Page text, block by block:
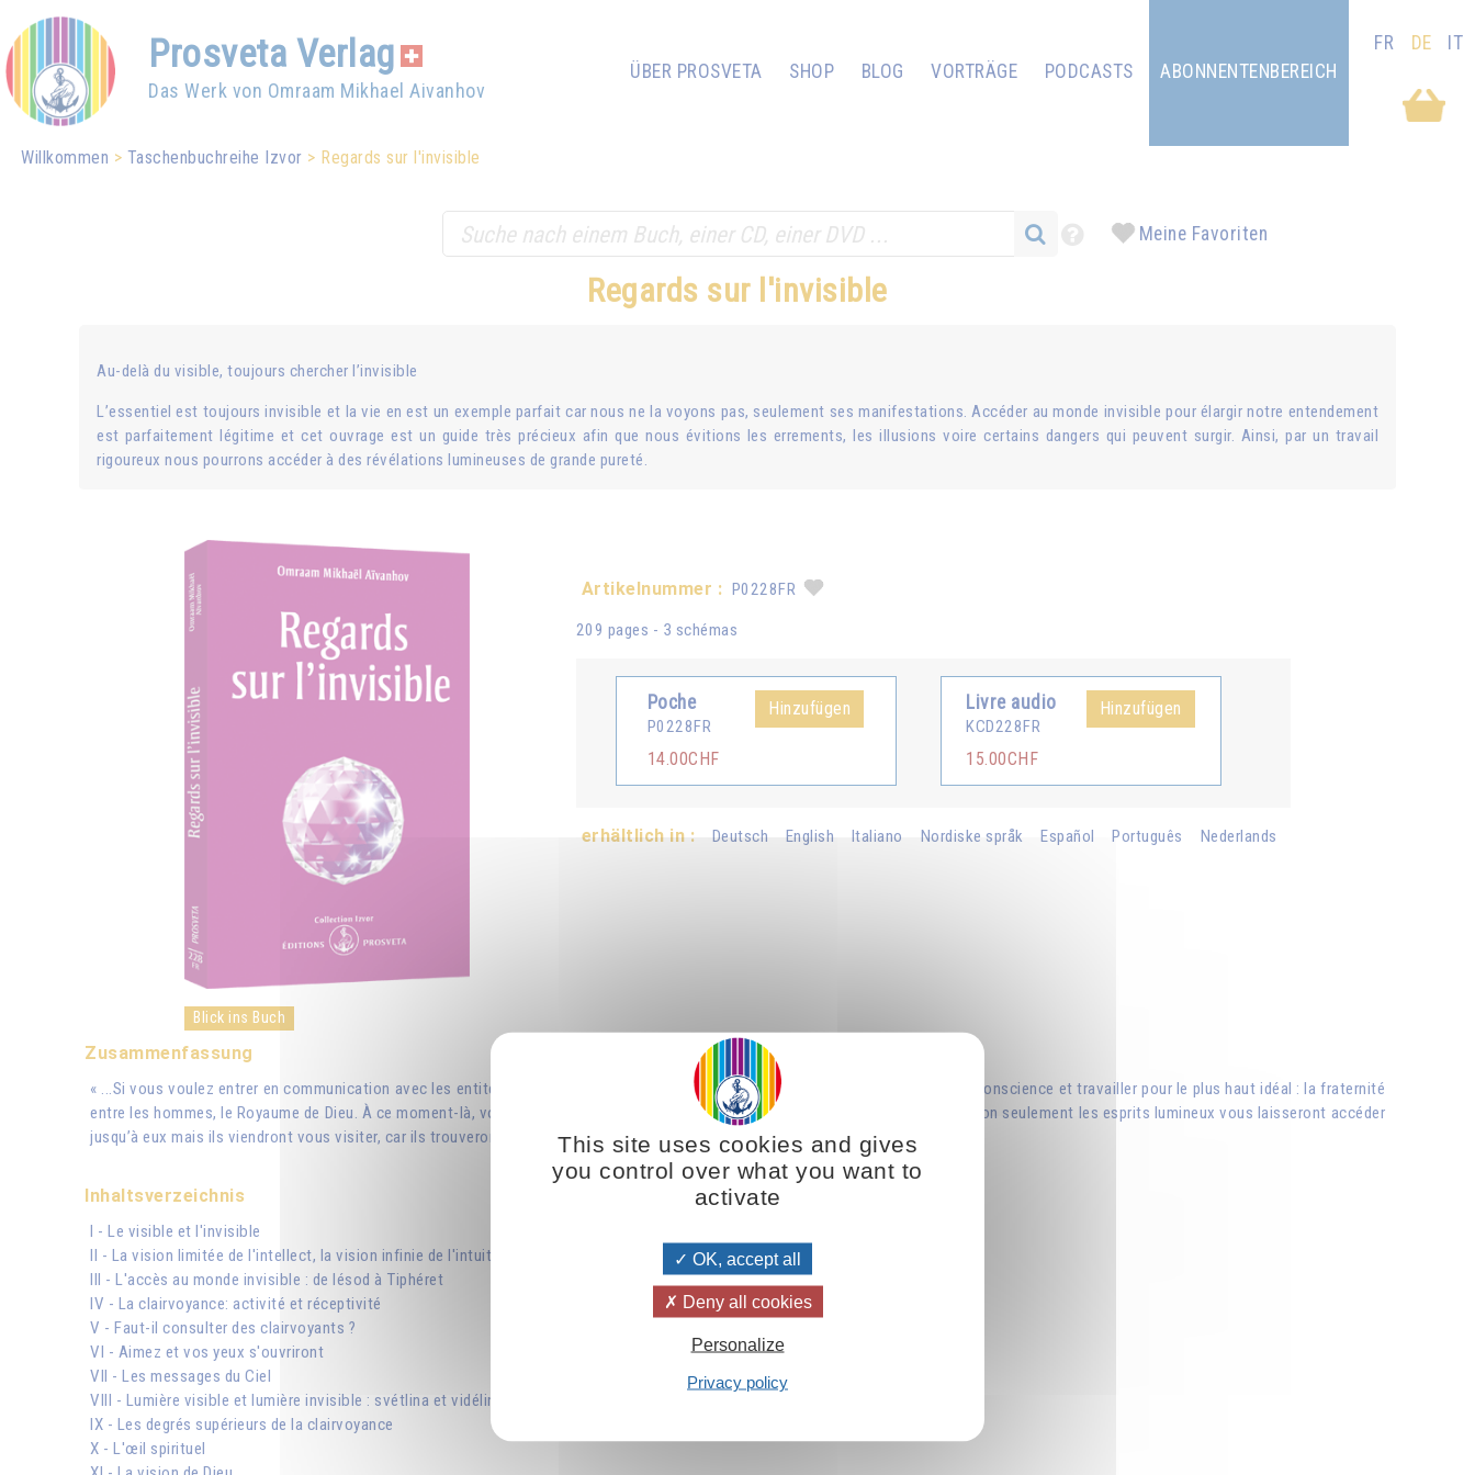
Prosveta Verlag
Das Werk von Omraam Mikhael Aivanhov
ÜBER PROSVETA SHOP BLOG VORTRÄGE PODCASTS ABONNENTENBEREICH
FR DE IT
Willkommen Taschenbuchreihe Izvor Regards sur l'invisible
Meine Favoriten
Regards sur l'invisible
Au-delà du visible, toujours chercher l’invisible
L’essentiel est toujours invisible et la vie en est un exemple parfait car nous ne la voyons pas, seulement ses manifestations. Accéder au monde invisible pour élargir notre entendement
est parfaitement légitime et cet ouvrage est un guide très précieux afin que nous évitions les errements, les illusions voire certains dangers qui peuvent surgir. Ainsi, par un travail
rigoureux nous pourrons accéder à des révélations lumineuses de grande pureté.
Blick ins Buch
Artikelnummer : P0228FR
209 pages - 3 schémas
Poche
P0228FR
14.00CHF
Hinzufügen Livre audio
KCD228FR
15.00CHF
Hinzufügen
erhältlich in : Deutsch English Italiano Nordiske språk Español Português Nederlands
Zusammenfassung
« ...Si vous voulez entrer en communication avec les entités célestes, la splendeur divine, vous devez vous purifier, élargir votre conscience et travailler pour le plus haut idéal : la fraternité
entre les hommes, le Royaume de Dieu. À ce moment-là, vos émanations deviendront plus pures, vos vibrations plus subtiles et non seulement les esprits lumineux vous laisseront accéder
jusqu’à eux mais ils viendront vous visiter, car ils trouveront en vous leur nourriture. »
Inhaltsverzeichnis
I - Le visible et l'invisible
II - La vision limitée de l'intellect, la vision infinie de l'intuition
III - L'accès au monde invisible : de Iésod à Tiphéret
IV - La clairvoyance: activité et réceptivité
V - Faut-il consulter des clairvoyants ?
VI - Aimez et vos yeux s'ouvriront
VII - Les messages du Ciel
VIII - Lumière visible et lumière invisible : svétlina et vidélina
IX - Les degrés supérieurs de la clairvoyance
X - L'œil spirituel
This site uses cookies and gives
you control over what you want to
activate
OK, accept all
Deny all cookies
Personalize
Privacy policy